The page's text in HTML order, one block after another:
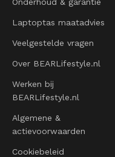
Laptoptas maatadvies
Veelgestelde vragen
Over BEARLifestyle.nl
Werken bij
BEARLifestyle.nl
Algemene &
actievoorwaarden
Cookiebeleid